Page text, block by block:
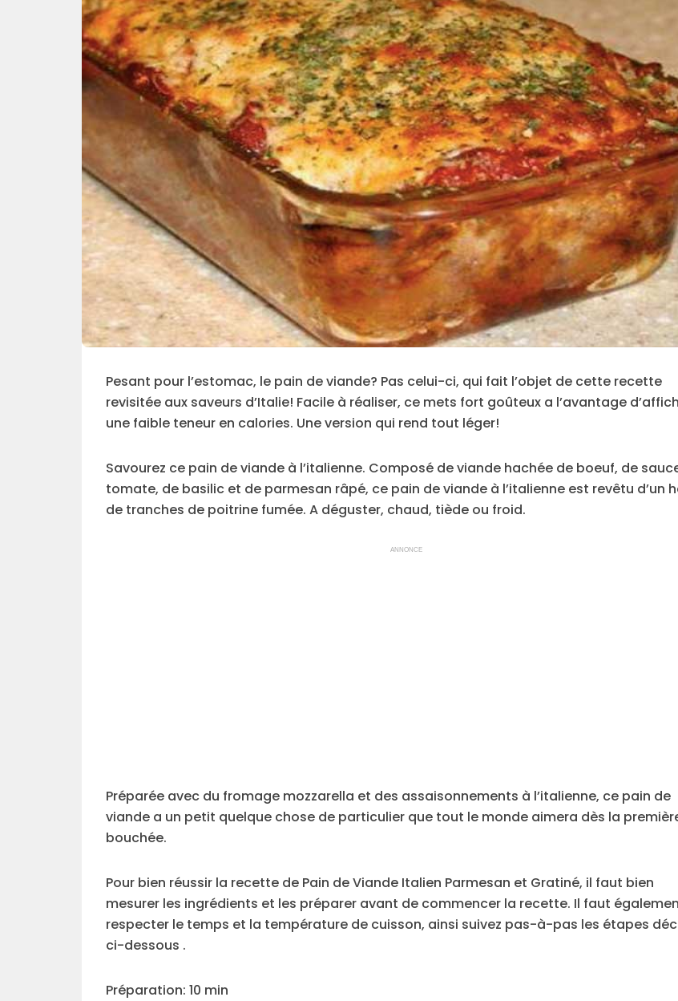
Pesant pour l’estomac, le pain de viande? Pas celui-ci, qui fait l’objet de cette recette
revisitée aux saveurs d’Italie! Facile à réaliser, ce mets fort goûteux a l’avantage
une faible teneur en calories. Une version qui rend tout léger!
Savourez ce pain de viande à l’italienne. Composé de viande hachée de boeuf, de
tomate, de basilic et de parmesan râpé, ce pain de viande à l’italienne est revêtu d’un
de tranches de poitrine fumée. A déguster, chaud, tiède ou froid.
ANNONCE
Préparée avec du fromage mozzarella et des assaisonnements à l’italienne, ce pain de
viande a un petit quelque chose de particulier que tout le monde aimera dès la
bouchée.
Pour bien réussir la recette de Pain de Viande Italien Parmesan et Gratiné, il faut bien
mesurer les ingrédients et les préparer avant de commencer la recette. Il faut
respecter le temps et la température de cuisson, ainsi suivez pas-à-pas les étapes
ci-dessous .
Préparation: 10 min